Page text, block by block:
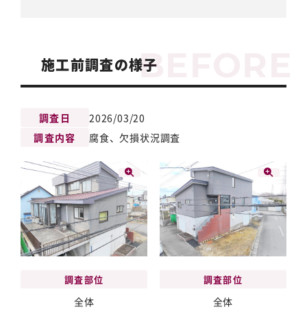
施工前調査の様子
調査日
2026/03/20
調査内容
腐食、欠損状況調査
調査部位
全体
調査部位
全体